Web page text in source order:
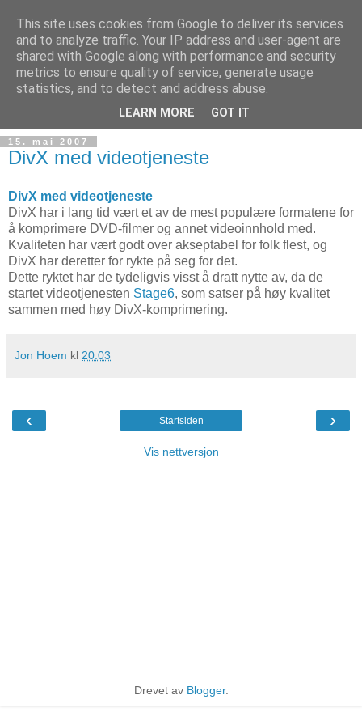
Teknologinyheter
15. mai 2007
DivX med videotjeneste
DivX med videotjeneste
DivX har i lang tid vært et av de mest populære formatene for
å komprimere DVD-filmer og annet videoinnhold med.
Kvaliteten har vært godt over akseptabel for folk flest, og
DivX har deretter for rykte på seg for det.
Dette ryktet har de tydeligvis visst å dratt nytte av, da de
startet videotjenesten Stage6, som satser på høy kvalitet
sammen med høy DivX-komprimering.
Jon Hoem kl 20:03
‹ ›
Startsiden
Vis nettversjon
Drevet av Blogger.
This site uses cookies from Google to deliver its services
and to analyze traffic. Your IP address and user-agent are
shared with Google along with performance and security
metrics to ensure quality of service, generate usage
statistics, and to detect and address abuse.
LEARN MORE GOT IT